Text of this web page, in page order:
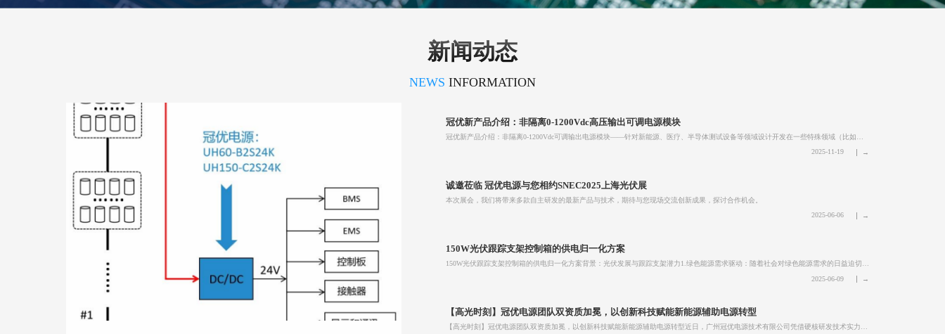
新闻动态
NEWS INFORMATION
冠优新产品介绍：非隔离0-1200Vdc高压输出可调电源模块
2025-11-19
诚邀莅临 冠优电源与您相约SNEC2025上海光伏展
本次展会，我们将带来多款自主研发的最新产品与技术，期待与您现场交流创新成果，探讨合作机会。
2025-06-06
150W光伏跟踪支架控制箱的供电归一化方案
2025-06-09
【高光时刻】冠优电源团队双资质加冕，以创新科技赋能新能源辅助电源转型